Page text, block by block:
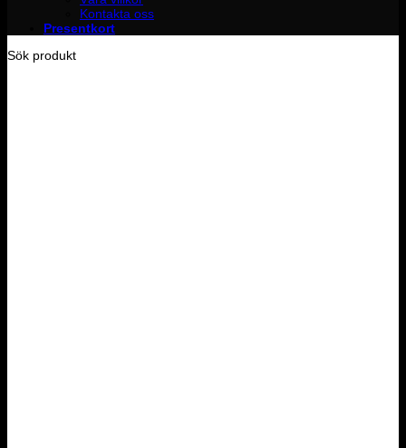
Kontakta oss
Presentkort
Sök produkt